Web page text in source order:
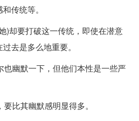
传统等。
)却要打破这一传统，即使在潜意
去是多么地重要。
也幽默一下，但他们本性是一些严
比其幽默感明显得多。